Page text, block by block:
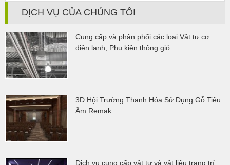
DỊCH VỤ CỦA CHÚNG TÔI
Cung cấp và phân phối các loại Vật tư cơ
điện lạnh, Phụ kiện thông gió
3D Hội Trường Thanh Hóa Sử Dụng Gỗ Tiêu
Âm Remak
Dịch vụ cung cấp vật tư và vật liệu trang trí